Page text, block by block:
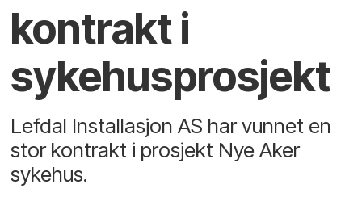
kontrakt i
sykehusprosjekt
Lefdal Installasjon AS har vunnet en
stor kontrakt i prosjekt Nye Aker
sykehus.